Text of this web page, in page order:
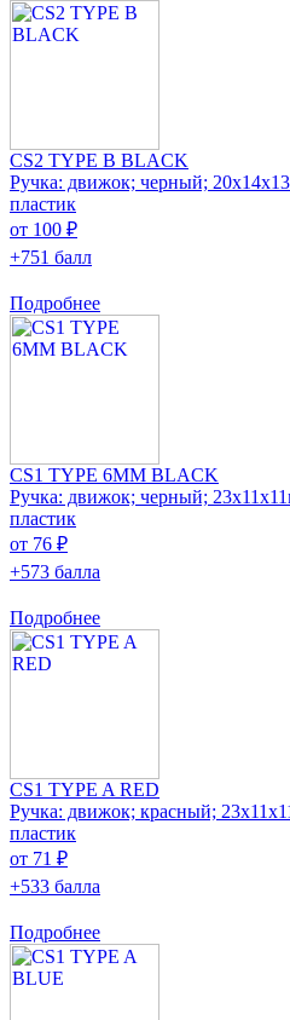
CS2 TYPE B BLACK
Ручка: движок; черный;
пластик
от 100 ₽
+751 балл
Подробнее
CS1 TYPE 6MM BLACK
Ручка: движок; черный;
пластик
от 76 ₽
+573 балла
Подробнее
CS1 TYPE A RED
Ручка: движок; красный;
пластик
от 71 ₽
+533 балла
Подробнее